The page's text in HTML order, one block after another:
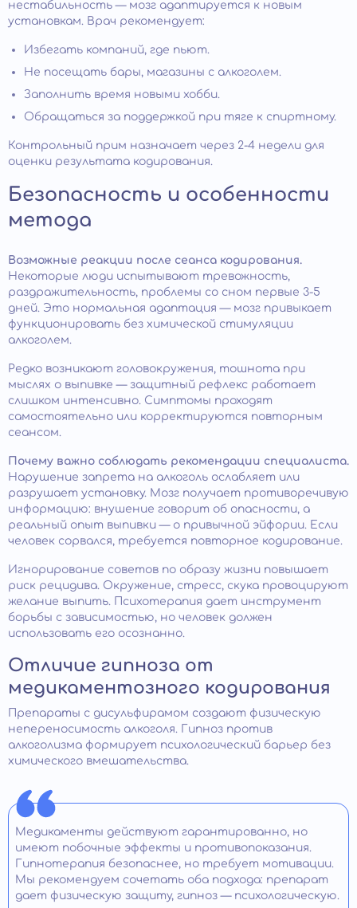
нестабильность — мозг адаптируется к новым
установкам. Врач рекомендует:
Избегать компаний, где пьют.
Не посещать бары, магазины с алкоголем.
Заполнить время новыми хобби.
Обращаться за поддержкой при тяге к спиртному.
Контрольный прим назначает через 2-4 недели для
оценки результата кодирования.
Безопасность и особенности
метода
Возможные реакции после сеанса кодирования.
Некоторые люди испытывают тревожность,
раздражительность, проблемы со сном первые 3-5
дней. Это нормальная адаптация — мозг привыкает
функционировать без химической стимуляции
алкоголем.
Редко возникают головокружения, тошнота при
мыслях о выпивке — защитный рефлекс работает
слишком интенсивно. Симптомы проходят
самостоятельно или корректируются повторным
сеансом.
Почему важно соблюдать рекомендации специалиста.
Нарушение запрета на алкоголь ослабляет или
разрушает установку. Мозг получает противоречивую
информацию: внушение говорит об опасности, а
реальный опыт выпивки — о привычной эйфории. Если
человек сорвался, требуется повторное кодирование.
Игнорирование советов по образу жизни повышает
риск рецидива. Окружение, стресс, скука провоцируют
желание выпить. Психотерапия дает инструмент
борьбы с зависимостью, но человек должен
использовать его осознанно.
Отличие гипноза от
медикаментозного кодирования
Препараты с дисульфирамом создают физическую
непереносимость алкоголя. Гипноз против
алкоголизма формирует психологический барьер без
химического вмешательства.
Медикаменты действуют гарантированно, но
имеют побочные эффекты и противопоказания.
Гипнотерапия безопаснее, но требует мотивации.
Мы рекомендуем сочетать оба подхода: препарат
дает физическую защиту, гипноз — психологическую.